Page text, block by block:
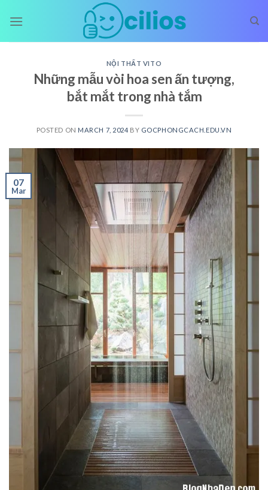
NỘI THẤT VITO
Những mẫu vòi hoa sen ấn tượng,
bắt mắt trong nhà tắm
POSTED ON MARCH 7, 2024 BY GOCPHONGCACH.EDU.VN
07
Mar